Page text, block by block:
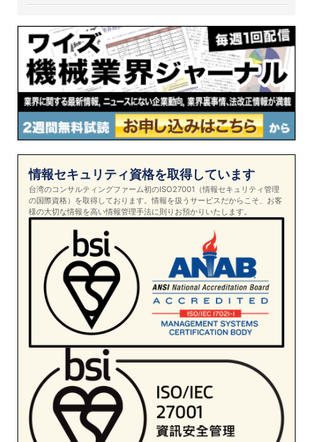
情報セキュリティ資格を取得しています
台湾のコンサルティングファーム初のISO27001（情報セキュリティ管理
の国際資格）を取得しております。情報を扱うサービスだからこそ、お客
様の大切な情報を高い情報管理手法に則りお預かりいたします。